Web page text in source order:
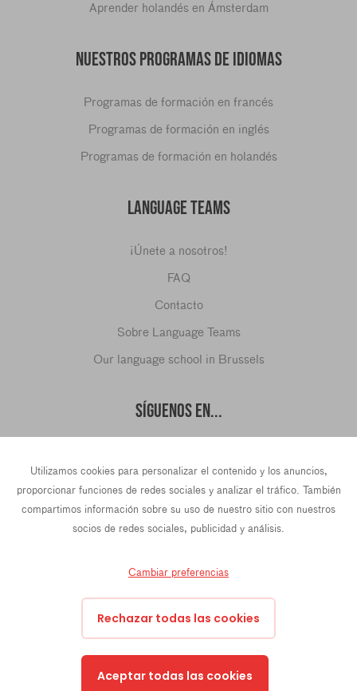
Utilizamos cookies para personalizar el contenido y los anuncios,
proporcionar funciones de redes sociales y analizar el tráfico. También
compartimos información sobre su uso de nuestro sitio con nuestros
socios de redes sociales, publicidad y análisis.
Cambiar preferencias
Rechazar todas las cookies
Aceptar todas las cookies
Aprender holandés en Ámsterdam
NUESTROS PROGRAMAS DE IDIOMAS
Programas de formación en francés
Programas de formación en inglés
Programas de formación en holandés
LANGUAGE TEAMS
¡Únete a nosotros!
FAQ
Contacto
Sobre Language Teams
Our language school in Brussels
SÍGUENOS EN...
hello@languageteams.com
Privacy Policy
Terms & conditions
43 Rue La Fayette, 4th Floor, 75009 Paris, France
Prins Hendrikkade 21e, 1012 TL Amsterdam, Países Bajos
Oktrooiplein 1, 9000 Gante, Bélgica
hello@languageteams.com